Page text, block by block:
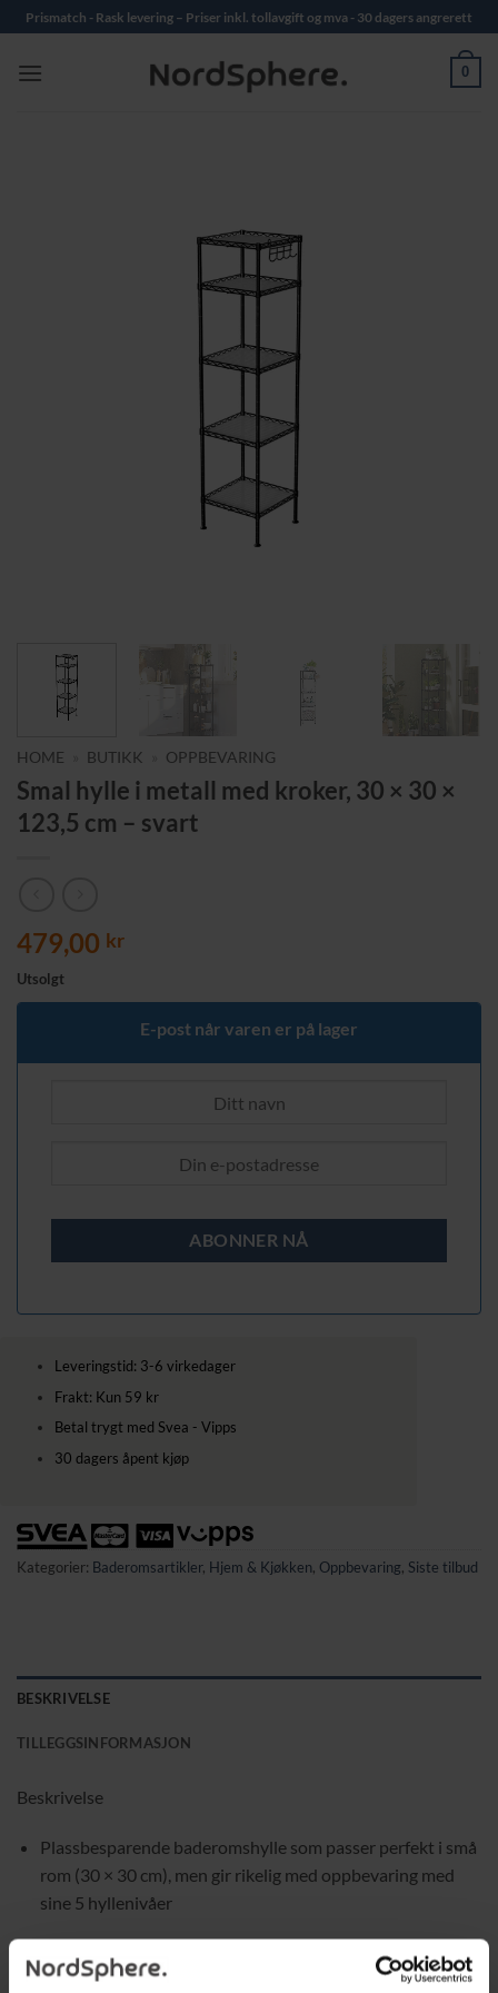
Skip
to
content
Prismatch - Rask levering – Priser inkl. tollavgift og mva - 30 dagers angrerett
0
HOME BUTIKK OPPBEVARING
Smal hylle i metall med kroker, 30 × 30 ×
123,5 cm – svart
479,00 kr
Utsolgt
E-post når varen er på lager
Leveringstid: 3-6 virkedager
Frakt: Kun 59 kr
Betal trygt med Svea - Vipps
30 dagers åpent kjøp
Kategorier: Baderomsartikler, Hjem & Kjøkken, Oppbevaring, Siste tilbud
BESKRIVELSE
TILLEGGSINFORMASJON
Beskrivelse
Plassbesparende baderomshylle som passer perfekt i små
rom (30 × 30 cm), men gir rikelig med oppbevaring med
sine 5 hyllenivåer
Perfekt for håndklær, lotion, hudpleie og andre
hverdagsprodukter du vil ha lett tilgjengelig